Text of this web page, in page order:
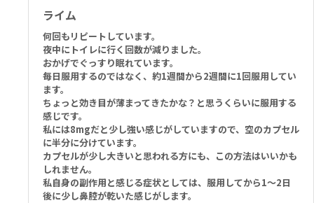
ライム
何回もリピートしています。
夜中にトイレに行く回数が減りました。
おかげでぐっすり眠れています。
毎日服用するのではなく、約1週間から2週間に1回服用してい
ます。
ちょっと効き目が薄まってきたかな？と思うくらいに服用する
感じです。
私には8mgだと少し強い感じがしていますので、空のカプセル
に半分に分けています。
カプセルが少し大きいと思われる方にも、この方法はいいかも
しれません。
私自身の副作用と感じる症状としては、服用してから1～2日
後に少し鼻腔が乾いた感じがします。